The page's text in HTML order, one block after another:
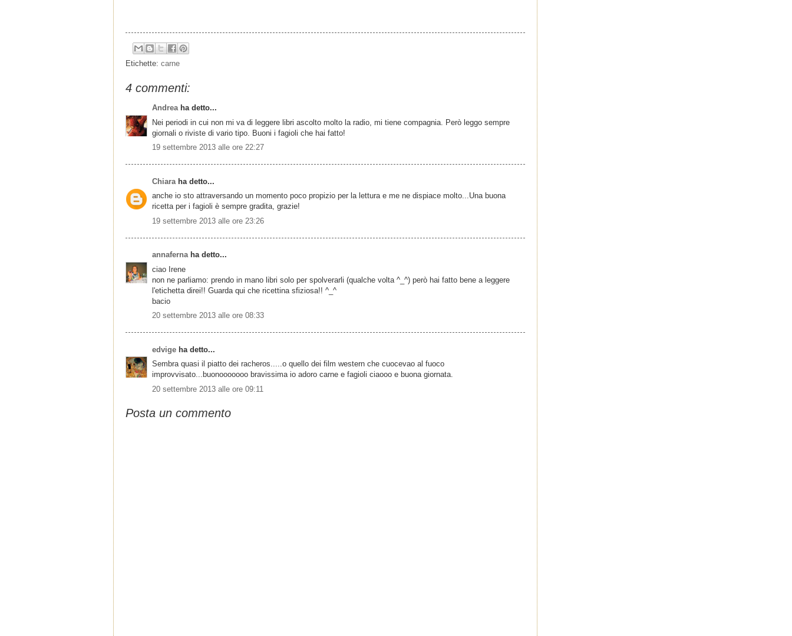
Etichette: carne
4 commenti:
Andreaha detto...
Nei periodi in cui non mi va di leggere libri ascolto molto la radio, mi tiene compagnia. Però leggo sempre
giornali o riviste di vario tipo. Buoni i fagioli che hai fatto!
19 settembre 2013 alle ore 22:27
Chiara ha detto...
anche io sto attraversando un momento poco propizio per la lettura e me ne dispiace molto...Una buona
ricetta per i fagioli è sempre gradita, grazie!
19 settembre 2013 alle ore 23:26
annafernaha detto...
ciao Irene
non ne parliamo: prendo in mano libri solo per spolverarli (qualche volta ^_^) però hai fatto bene a leggere
l'etichetta direi!! Guarda qui che ricettina sfiziosa!! ^_^
bacio
20 settembre 2013 alle ore 08:33
edvige ha detto...
Sembra quasi il piatto dei racheros.....o quello dei film western che cuocevao al fuoco
improvvisato...buonooooooo bravissima io adoro carne e fagioli ciaooo e buona giornata.
20 settembre 2013 alle ore 09:11
Posta un commento